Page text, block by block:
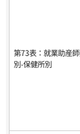
第73表：就業助産
別-保健所別